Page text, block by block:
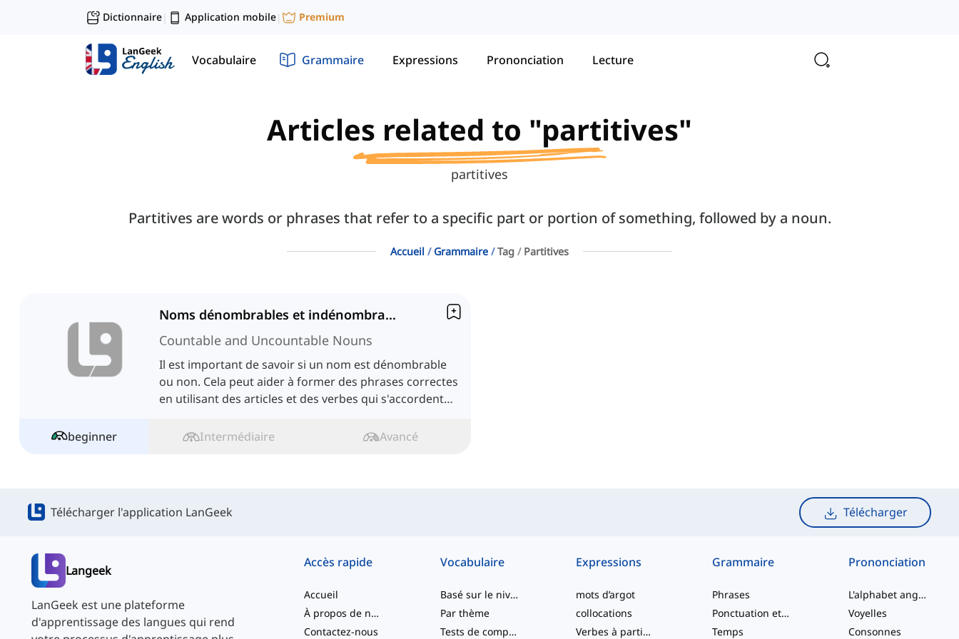
Dictionnaire| Application mobile| Premium
Vocabulaire Grammaire Expressions Prononciation Lecture
Articles related to "partitives"
partitives
Partitives are words or phrases that refer to a specific part or portion of something, followed by a noun.
Accueil Grammaire Tag Partitives
Noms dénombrables et indénombrables
Countable and Uncountable Nouns
Il est important de savoir si un nom est dénombrable
ou non. Cela peut aider à former des phrases correctes
en utilisant des articles et des verbes qui s'accordent
beginner
Intermédiaire Avancé
Télécharger l'application LanGeek Télécharger
Langeek
LanGeek est une plateforme
d'apprentissage des langues qui rend
Accès rapide
Accueil
À propos de nous
Contactez-nous
Vocabulaire
Basé sur le niveau
Par thème
Tests de compétence
Expressions
mots d’argot
collocations
Verbes à particule
Grammaire
Phrases
Ponctuation et Orthographe
Temps
Prononciation
L'alphabet anglais
Voyelles
Consonnes